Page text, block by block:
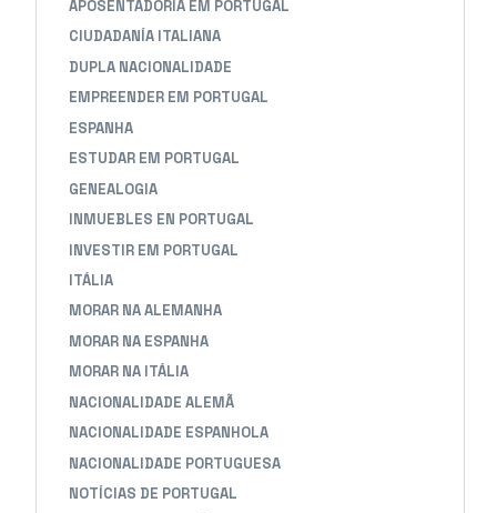
APOSENTADORIA EM PORTUGAL
CIUDADANÍA ITALIANA
DUPLA NACIONALIDADE
EMPREENDER EM PORTUGAL
ESPANHA
ESTUDAR EM PORTUGAL
GENEALOGIA
INMUEBLES EN PORTUGAL
INVESTIR EM PORTUGAL
ITÁLIA
MORAR NA ALEMANHA
MORAR NA ESPANHA
MORAR NA ITÁLIA
NACIONALIDADE ALEMÃ
NACIONALIDADE ESPANHOLA
NACIONALIDADE PORTUGUESA
NOTÍCIAS DE PORTUGAL